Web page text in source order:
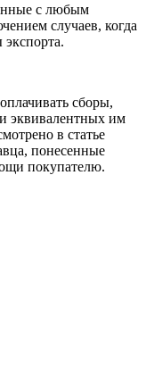
с любым
случаев, когда
экспорта.
сборы,
эквивалентных им
в статье
понесенные
покупателю.